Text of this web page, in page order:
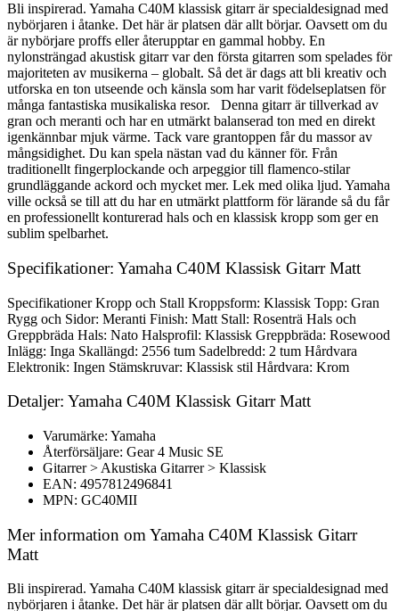
Bli inspirerad. Yamaha C40M klassisk gitarr är specialdesignad med
nybörjaren i åtanke. Det här är platsen där allt börjar. Oavsett om du
är nybörjare proffs eller återupptar en gammal hobby. En
nylonsträngad akustisk gitarr var den första gitarren som spelades för
majoriteten av musikerna – globalt. Så det är dags att bli kreativ och
utforska en ton utseende och känsla som har varit födelseplatsen för
många fantastiska musikaliska resor. Denna gitarr är tillverkad av
gran och meranti och har en utmärkt balanserad ton med en direkt
igenkännbar mjuk värme. Tack vare grantoppen får du massor av
mångsidighet. Du kan spela nästan vad du känner för. Från
traditionellt fingerplockande och arpeggior till flamenco-stilar
grundläggande ackord och mycket mer. Lek med olika ljud. Yamaha
ville också se till att du har en utmärkt plattform för lärande så du får
en professionellt konturerad hals och en klassisk kropp som ger en
sublim spelbarhet.
Specifikationer: Yamaha C40M Klassisk Gitarr Matt
Specifikationer Kropp och Stall Kroppsform: Klassisk Topp: Gran
Rygg och Sidor: Meranti Finish: Matt Stall: Rosenträ Hals och
Greppbräda Hals: Nato Halsprofil: Klassisk Greppbräda: Rosewood
Inlägg: Inga Skallängd: 2556 tum Sadelbredd: 2 tum Hårdvara
Elektronik: Ingen Stämskruvar: Klassisk stil Hårdvara: Krom
Detaljer: Yamaha C40M Klassisk Gitarr Matt
Varumärke: Yamaha
Återförsäljare: Gear 4 Music SE
Gitarrer > Akustiska Gitarrer > Klassisk
EAN: 4957812496841
MPN: GC40MII
Mer information om Yamaha C40M Klassisk Gitarr
Matt
Bli inspirerad. Yamaha C40M klassisk gitarr är specialdesignad med
nybörjaren i åtanke. Det här är platsen där allt börjar. Oavsett om du